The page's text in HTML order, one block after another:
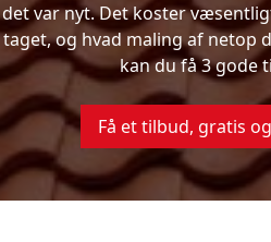
det var nyt. Det koster
taget, og hvad maling af netop
kan du få 3 gode
Få et tilbud, gratis